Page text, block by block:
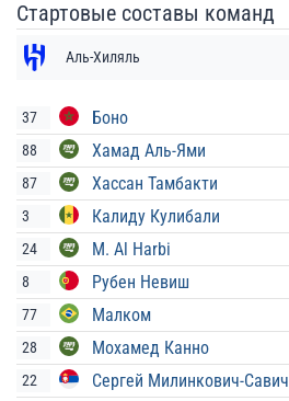
Стартовые составы команд
Аль-Хиляль
37 Боно
88 Хамад Аль-Ями
87 Хассан Тамбакти
3 Калиду Кулибали
24 M. Al Harbi
8 Рубен Невиш
77 Малком
28 Мохамед Канно
22 Сергей Милинкович-Савич